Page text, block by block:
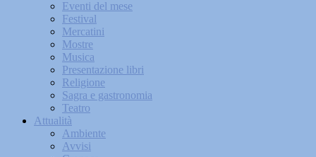
Eventi del mese
Festival
Mercatini
Mostre
Musica
Presentazione libri
Religione
Sagra e gastronomia
Teatro
Attualità
Ambiente
Avvisi